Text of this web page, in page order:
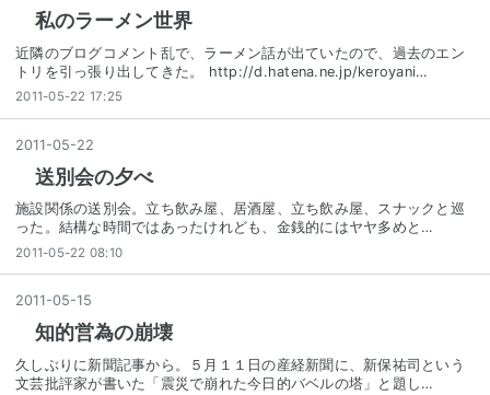
私のラーメン世界
近隣のブログコメント乱で、ラーメン話が出ていたので、過去のエン
トリを引っ張り出してきた。 http://d.hatena.ne.jp/keroyani…
2011-05-22 17:25
2011 -05-22
送別会の夕べ
施設関係の送別会。立ち飲み屋、居酒屋、立ち飲み屋、スナックと巡
った。結構な時間ではあったけれども、金銭的にはヤヤ多めと…
2011-05-22 08:10
2011 -05-15
知的営為の崩壊
久しぶりに新聞記事から。５月１１日の産経新聞に、新保祐司という
文芸批評家が書いた「震災で崩れた今日的バベルの塔」と題し…